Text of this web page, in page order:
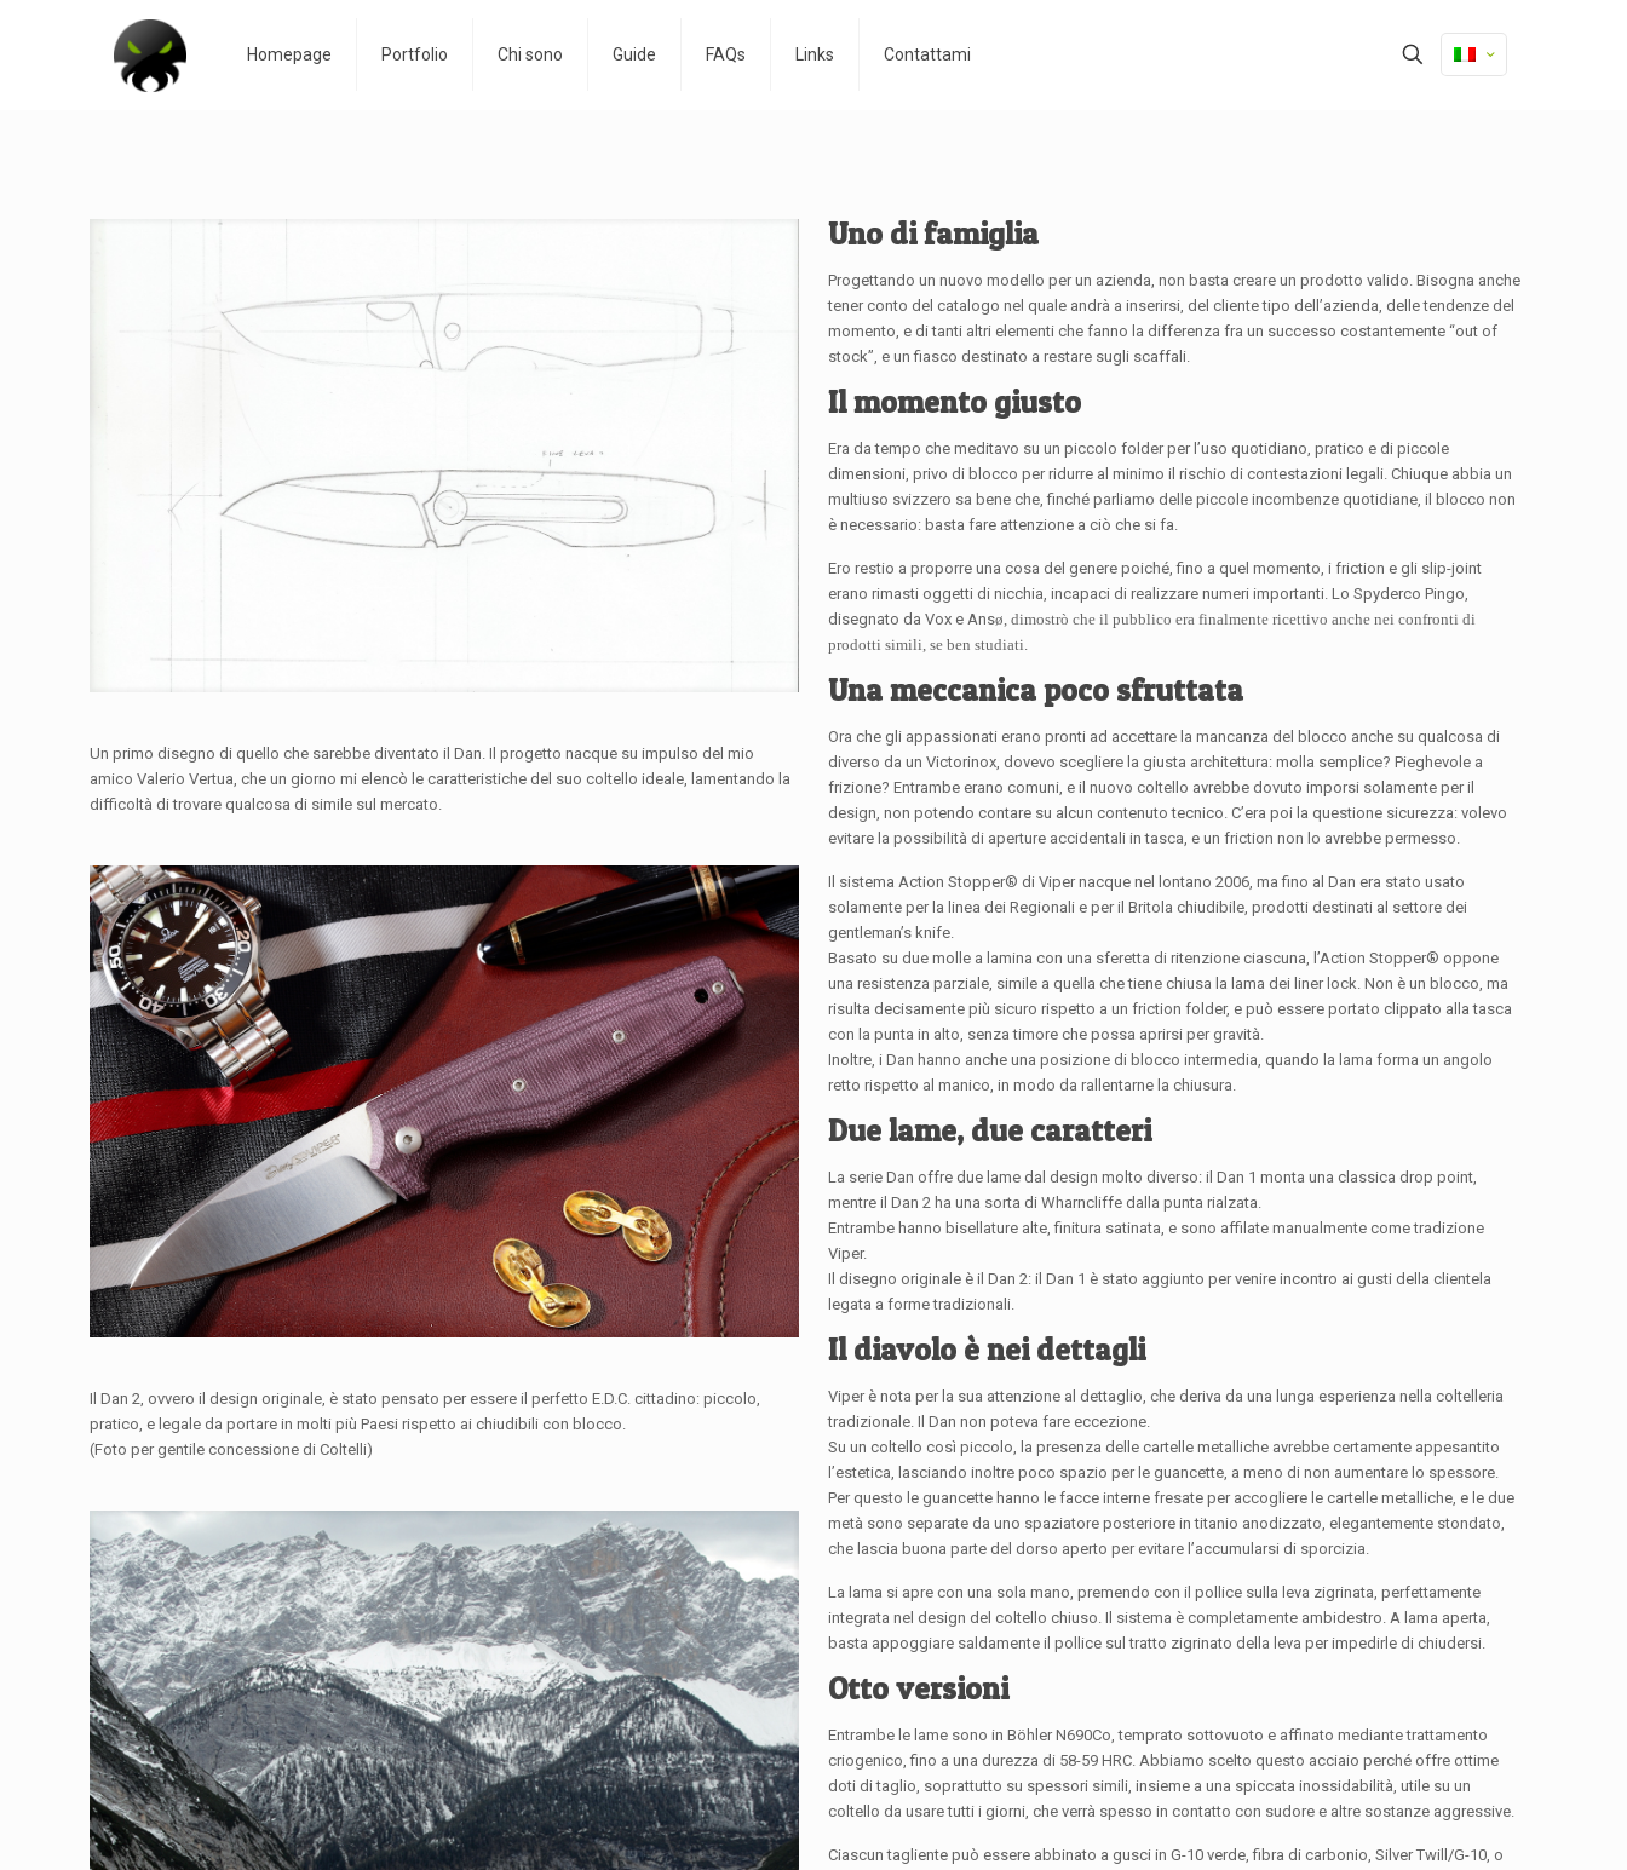
Homepage Portfolio Chi sono Guide FAQs Links Contattami
Un primo disegno di quello che sarebbe diventato il Dan. Il progetto nacque su impulso del mio
amico Valerio Vertua, che un giorno mi elencò le caratteristiche del suo coltello ideale, lamentando la
difficoltà di trovare qualcosa di simile sul mercato.
Il Dan 2, ovvero il design originale, è stato pensato per essere il perfetto E.D.C. cittadino: piccolo,
pratico, e legale da portare in molti più Paesi rispetto ai chiudibili con blocco.
(Foto per gentile concessione di Coltelli)
Uno di famiglia
Progettando un nuovo modello per un azienda, non basta creare un prodotto valido. Bisogna anche
tener conto del catalogo nel quale andrà a inserirsi, del cliente tipo dell’azienda, delle tendenze del
momento, e di tanti altri elementi che fanno la differenza fra un successo costantemente “out of
stock”, e un fiasco destinato a restare sugli scaffali.
Il momento giusto
Era da tempo che meditavo su un piccolo folder per l’uso quotidiano, pratico e di piccole
dimensioni, privo di blocco per ridurre al minimo il rischio di contestazioni legali. Chiuque abbia un
multiuso svizzero sa bene che, finché parliamo delle piccole incombenze quotidiane, il blocco non
è necessario: basta fare attenzione a ciò che si fa.
Ero restio a proporre una cosa del genere poiché, fino a quel momento, i friction e gli slip-joint
erano rimasti oggetti di nicchia, incapaci di realizzare numeri importanti. Lo Spyderco Pingo,
disegnato da Vox e Ansø, dimostrò che il pubblico era finalmente ricettivo anche nei confronti di
prodotti simili, se ben studiati.
Una meccanica poco sfruttata
Ora che gli appassionati erano pronti ad accettare la mancanza del blocco anche su qualcosa di
diverso da un Victorinox, dovevo scegliere la giusta architettura: molla semplice? Pieghevole a
frizione? Entrambe erano comuni, e il nuovo coltello avrebbe dovuto imporsi solamente per il
design, non potendo contare su alcun contenuto tecnico. C’era poi la questione sicurezza: volevo
evitare la possibilità di aperture accidentali in tasca, e un friction non lo avrebbe permesso.
Il sistema Action Stopper® di Viper nacque nel lontano 2006, ma fino al Dan era stato usato
solamente per la linea dei Regionali e per il Britola chiudibile, prodotti destinati al settore dei
gentleman’s knife.
Basato su due molle a lamina con una sferetta di ritenzione ciascuna, l’Action Stopper® oppone
una resistenza parziale, simile a quella che tiene chiusa la lama dei liner lock. Non è un blocco, ma
risulta decisamente più sicuro rispetto a un friction folder, e può essere portato clippato alla tasca
con la punta in alto, senza timore che possa aprirsi per gravità.
Inoltre, i Dan hanno anche una posizione di blocco intermedia, quando la lama forma un angolo
retto rispetto al manico, in modo da rallentarne la chiusura.
Due lame, due caratteri
La serie Dan offre due lame dal design molto diverso: il Dan 1 monta una classica drop point,
mentre il Dan 2 ha una sorta di Wharncliffe dalla punta rialzata.
Entrambe hanno bisellature alte, finitura satinata, e sono affilate manualmente come tradizione
Viper.
Il disegno originale è il Dan 2: il Dan 1 è stato aggiunto per venire incontro ai gusti della clientela
legata a forme tradizionali.
Il diavolo è nei dettagli
Viper è nota per la sua attenzione al dettaglio, che deriva da una lunga esperienza nella coltelleria
tradizionale. Il Dan non poteva fare eccezione.
Su un coltello così piccolo, la presenza delle cartelle metalliche avrebbe certamente appesantito
l’estetica, lasciando inoltre poco spazio per le guancette, a meno di non aumentare lo spessore.
Per questo le guancette hanno le facce interne fresate per accogliere le cartelle metalliche, e le due
metà sono separate da uno spaziatore posteriore in titanio anodizzato, elegantemente stondato,
che lascia buona parte del dorso aperto per evitare l’accumularsi di sporcizia.
La lama si apre con una sola mano, premendo con il pollice sulla leva zigrinata, perfettamente
integrata nel design del coltello chiuso. Il sistema è completamente ambidestro. A lama aperta,
basta appoggiare saldamente il pollice sul tratto zigrinato della leva per impedirle di chiudersi.
Otto versioni
Entrambe le lame sono in Böhler N690Co, temprato sottovuoto e affinato mediante trattamento
criogenico, fino a una durezza di 58-59 HRC. Abbiamo scelto questo acciaio perché offre ottime
doti di taglio, soprattutto su spessori simili, insieme a una spiccata inossidabilità, utile su un
coltello da usare tutti i giorni, che verrà spesso in contatto con sudore e altre sostanze aggressive.
Ciascun tagliente può essere abbinato a gusci in G-10 verde, fibra di carbonio, Silver Twill/G-10, o